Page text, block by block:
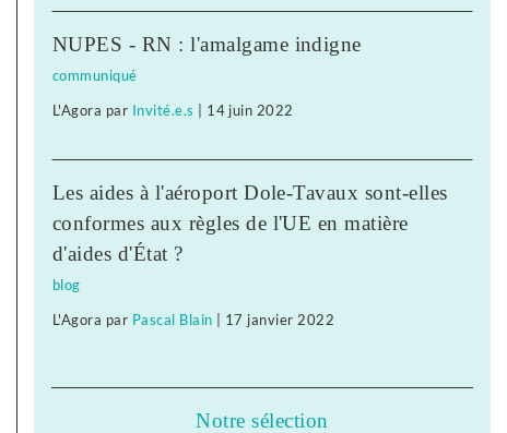
NUPES - RN : l'amalgame indigne
communiqué
L'Agora par Invité.e.s 14 juin 2022
Les aides à l'aéroport Dole-Tavaux sont-elles
conformes aux règles de l'UE en matière
d'aides d'État ?
blog
L'Agora par Pascal Blain 17 janvier 2022
Notre sélection